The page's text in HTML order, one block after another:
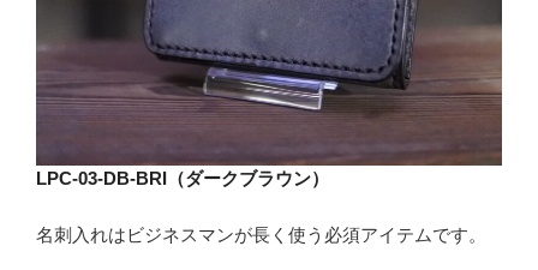
LPC-03-DB-BRI（ダークブラウン）
名刺入れはビジネスマンが長く使う必須アイテムです。